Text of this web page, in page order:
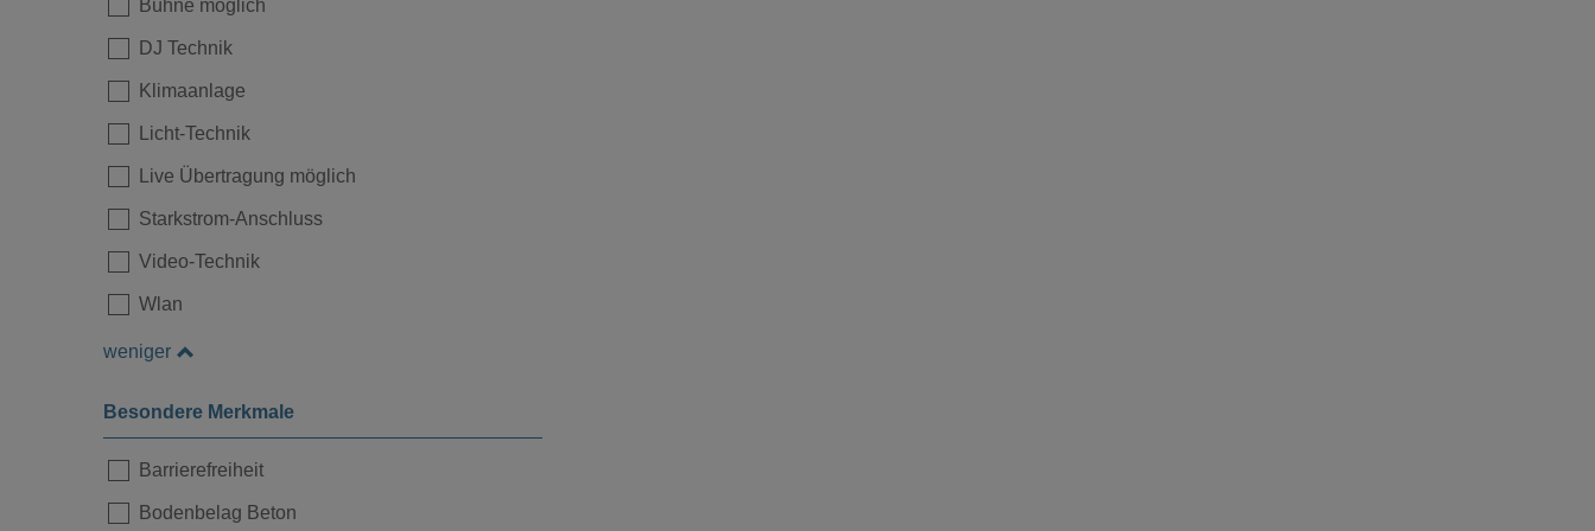
Bühne möglich
DJ Technik
Klimaanlage
Licht-Technik
Live Übertragung möglich
Starkstrom-Anschluss
Video-Technik
Wlan
weniger
Besondere Merkmale
Barrierefreiheit
Bodenbelag Beton